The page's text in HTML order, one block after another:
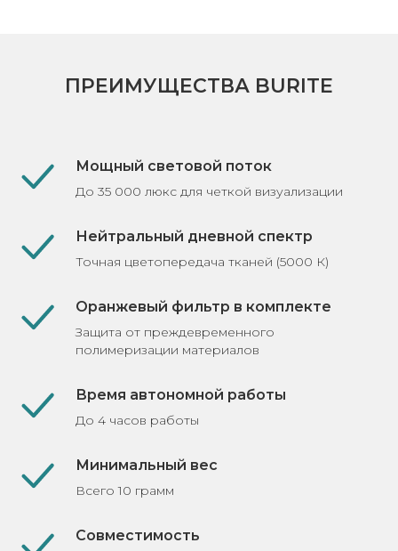
ПРЕИМУЩЕСТВА BURITE
Мощный световой поток
До 35 000 люкс для четкой визуализации
Нейтральный дневной спектр
Точная цветопередача тканей (5000 К)
Оранжевый фильтр в комплекте
Защита от преждевременного
полимеризации материалов
Время автономной работы
До 4 часов работы
Минимальный вес
Всего 10 грамм
Совместимость